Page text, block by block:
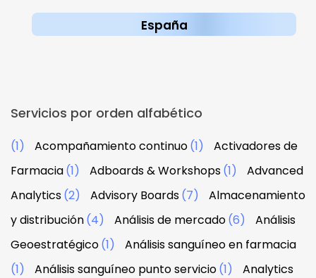
España
Servicios por orden alfabético
(1) Acompañamiento continuo(1)
Activadores de
Farmacia(1) Adboards & Workshops(1)
Advanced
Analytics(2) Advisory Boards(7)
Almacenamiento
y distribución(4) Análisis de mercado(6)
Análisis
Geoestratégico(1)
Análisis sanguíneo en farmacia
(1)
Análisis sanguíneo punto servicio(1)
Analytics